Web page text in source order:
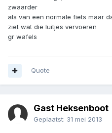
zwaarder
als van een normale fiets maar
ziet wat die luitjes vervoeren
gr wafels
Quote
Gast Heksenboot
Geplaatst: 31 mei 2013